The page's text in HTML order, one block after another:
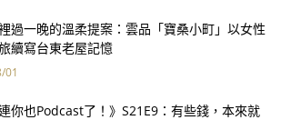
過一晚的溫柔提案：雲品「寶桑小町」以女性
續寫台東老屋記憶
01
連你也Podcast了！》S21E9：有些錢，本來就